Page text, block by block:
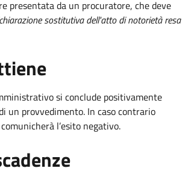
presentata da un procuratore, che deve
sostitutiva dell'atto di notorietà resa
si conclude positivamente
un provvedimento. In caso contrario
l’esito negativo.